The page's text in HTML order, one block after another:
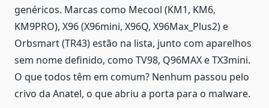
genéricos. Marcas como Mecool (KM1, KM6,
KM9PRO), X96 (X96mini, X96Q, X96Max_Plus2) e
Orbsmart (TR43) estão na lista, junto com aparelhos
sem nome definido, como TV98, Q96MAX e TX3mini.
O que todos têm em comum? Nenhum passou pelo
crivo da Anatel, o que abriu a porta para o malware.